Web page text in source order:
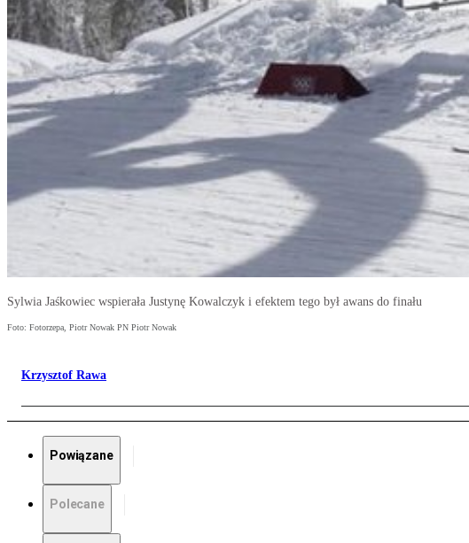
Sylwia Jaśkowiec wspierała Justynę Kowalczyk i efektem tego był awans do finału
Foto: Fotorzepa, Piotr Nowak PN Piotr Nowak
Krzysztof Rawa
Powiązane
Polecane